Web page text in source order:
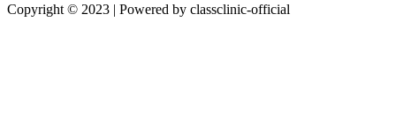
Copyright © 2023 | Powered by classclinic-official